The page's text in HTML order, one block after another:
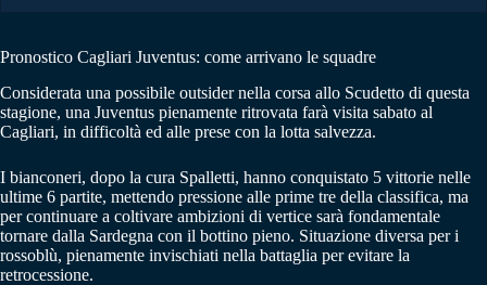
Pronostico Cagliari Juventus: come arrivano le squadre
Considerata una possibile outsider nella corsa allo Scudetto di questa
stagione, una Juventus pienamente ritrovata farà visita sabato al
Cagliari, in difficoltà ed alle prese con la lotta salvezza.
I bianconeri, dopo la cura Spalletti, hanno conquistato 5 vittorie nelle
ultime 6 partite, mettendo pressione alle prime tre della classifica, ma
per continuare a coltivare ambizioni di vertice sarà fondamentale
tornare dalla Sardegna con il bottino pieno. Situazione diversa per i
rossoblù, pienamente invischiati nella battaglia per evitare la
retrocessione.